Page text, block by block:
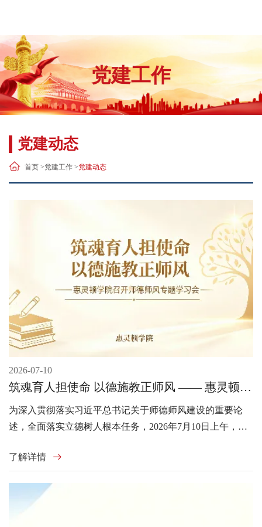
党建工作
党建动态
首页 >党建工作 >党建动态
2026-07-10
筑魂育人担使命 以德施教正师风 —— 惠灵顿学
为深入贯彻落实习近平总书记关于师德师风建设的重要论
述，全面落实立德树人根本任务，2026年7月10日上午，青
在知信楼A26召开全体教职工师德师风专题学习会。
了解详情